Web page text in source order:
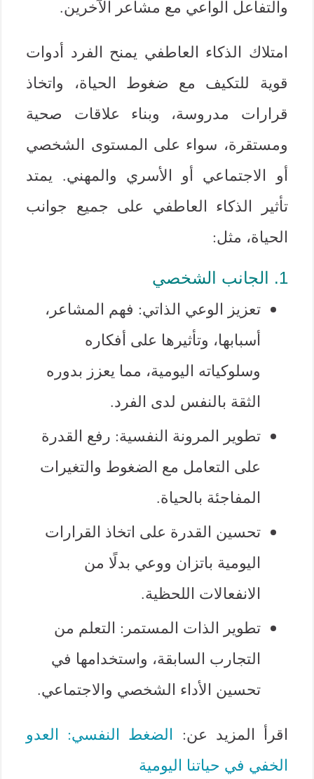
والتفاعل الواعي مع مشاعر الآخرين.
امتلاك الذكاء العاطفي يمنح الفرد أدوات
قوية للتكيف مع ضغوط الحياة، واتخاذ
قرارات مدروسة، وبناء علاقات صحية
ومستقرة، سواء على المستوى الشخصي
أو الاجتماعي أو الأسري والمهني. يمتد
تأثير الذكاء العاطفي على جميع جوانب
الحياة، مثل:
1. الجانب الشخصي
تعزيز الوعي الذاتي: فهم المشاعر،
أسبابها، وتأثيرها على أفكاره
وسلوكياته اليومية، مما يعزز بدوره
الثقة بالنفس لدى الفرد.
تطوير المرونة النفسية: رفع القدرة
على التعامل مع الضغوط والتغيرات
المفاجئة بالحياة.
تحسين القدرة على اتخاذ القرارات
اليومية باتزان ووعي بدلًا من
الانفعالات اللحظية.
تطوير الذات المستمر: التعلم من
التجارب السابقة، واستخدامها في
تحسين الأداء الشخصي والاجتماعي.
اقرأ المزيد عن: الضغط النفسي: العدو
الخفي في حياتنا اليومية